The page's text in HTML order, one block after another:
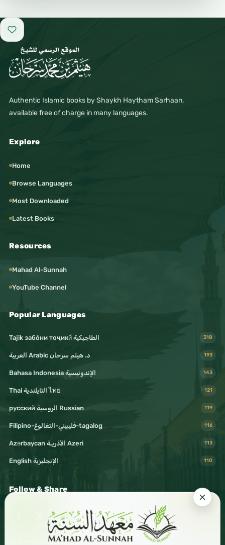
Add to favorites
Authentic Islamic books by Shaykh Haytham Sarhaan,
available free of charge in many languages.
Explore
Home
Browse Languages
Most Downloaded
Latest Books
Resources
Mahad Al-Sunnah
YouTube Channel
Popular Languages
Tajik забо́ни тоҷикӣ́ الطاجيكية 318
د. هيثم سرحان Arabic العربية 193
Bahasa Indonesia الإندونيسية 143
Thai التايلندية ไทย 121
русский الروسية Russian 119
Filipino-فليبيني-التغالوغ-tagalog 116
Azərbaycan الأذريـة Azeri 113
English الإنجليزية 110
Follow & Share
Visit Mahad Sunnah